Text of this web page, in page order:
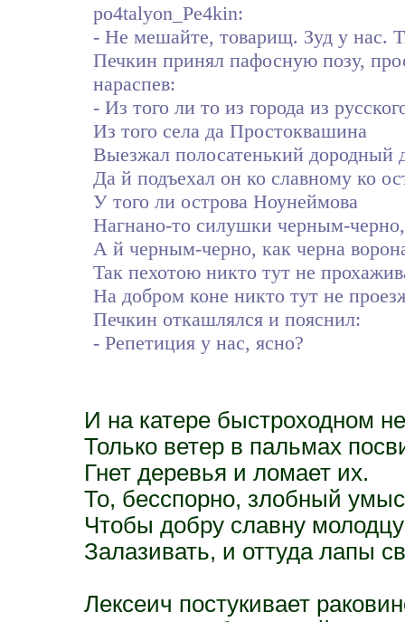
po4talyon_Pe4kin:
- Не мешайте, товарищ. Зуд у нас.
Печкин принял пафосную позу,
нараспев:
- Из того ли то из города из
Из того села да Простоквашина
Выезжал полосатенький дородный
Да й подъехал он ко славному ко
У того ли острова Ноунеймова
Нагнано-то силушки черным-черно,
А й черным-черно, как черна
Так пехотою никто тут не
На добром коне никто тут не
Печкин откашлялся и пояснил:
- Репетиция у нас, ясно?
И на катере быстроходном
Только ветер в пальмах
Гнет деревья и ломает их.
То, бесспорно, злобный
Чтобы добру славну
Залазивать, и оттуда лапы
Лексеич постукивает